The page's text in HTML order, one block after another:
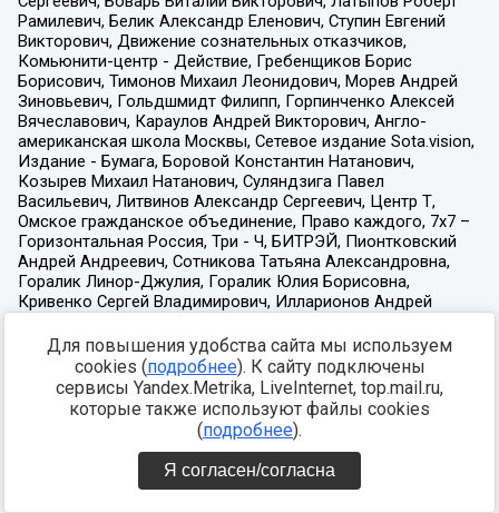
Для повышения удобства сайта мы используем
cookies (подробнее). К сайту подключены
сервисы Yandex.Metrika, LiveInternet, top.mail.ru,
которые также используют файлы cookies
(подробнее).
Я согласен/согласна